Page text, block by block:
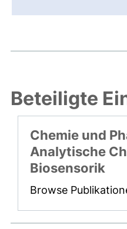
Beteiligte
Chemie und
Analytische
Biosensorik
Browse